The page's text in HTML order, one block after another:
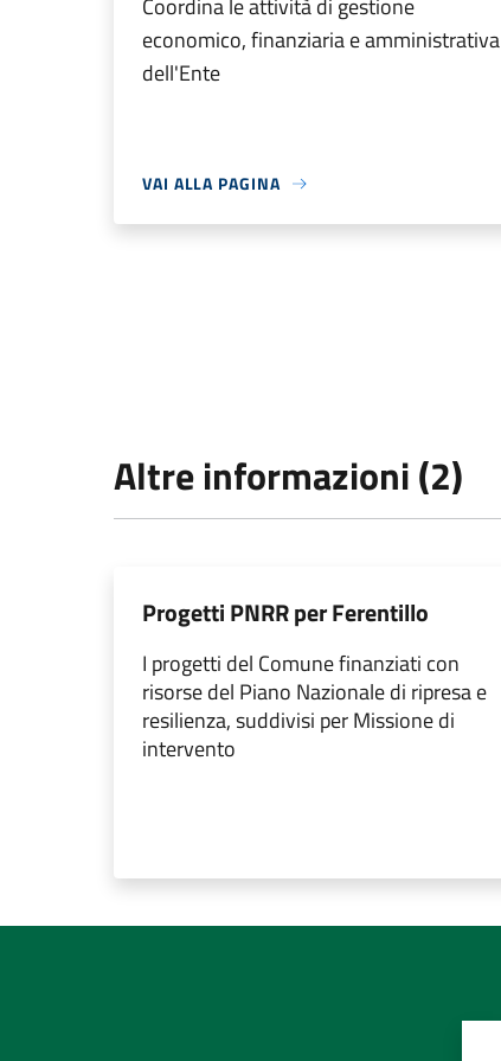
Coordina le attività di gestione
economico, finanziaria e amministrativa
dell'Ente
VAI ALLA PAGINA
Altre informazioni (2)
Progetti PNRR per Ferentillo
I progetti del Comune finanziati con
risorse del Piano Nazionale di ripresa e
resilienza, suddivisi per Missione di
intervento